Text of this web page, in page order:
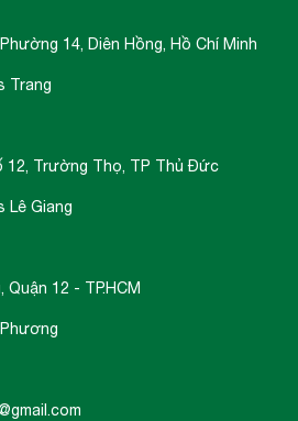
14, Diên Hồng, Hồ Chí Minh
Trang
12, Trường Thọ, TP Thủ Đức
Lê Giang
Quận 12 - TP.HCM